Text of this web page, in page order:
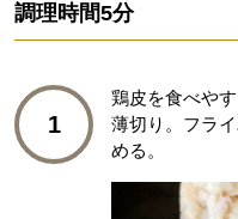
調理時間5分
1
鶏皮を食べや
薄切り。フラ
める。